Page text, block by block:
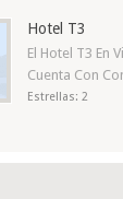
Hotel T3
El Hotel T3 En
Cuenta Con
Estrellas: 2